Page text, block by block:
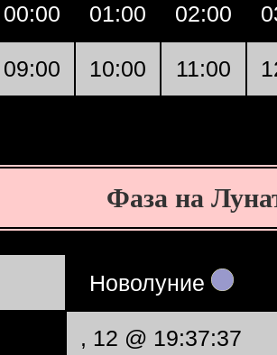
00:00 01:00 02:00
09:00 10:00 11:00
Фаза на
Новолуние
, 12 @ 19:37:37